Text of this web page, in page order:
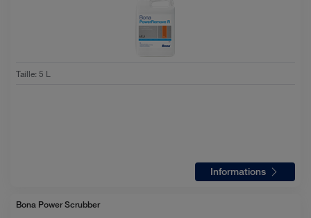
Taille:5 L
Informations
Bona Power Scrubber